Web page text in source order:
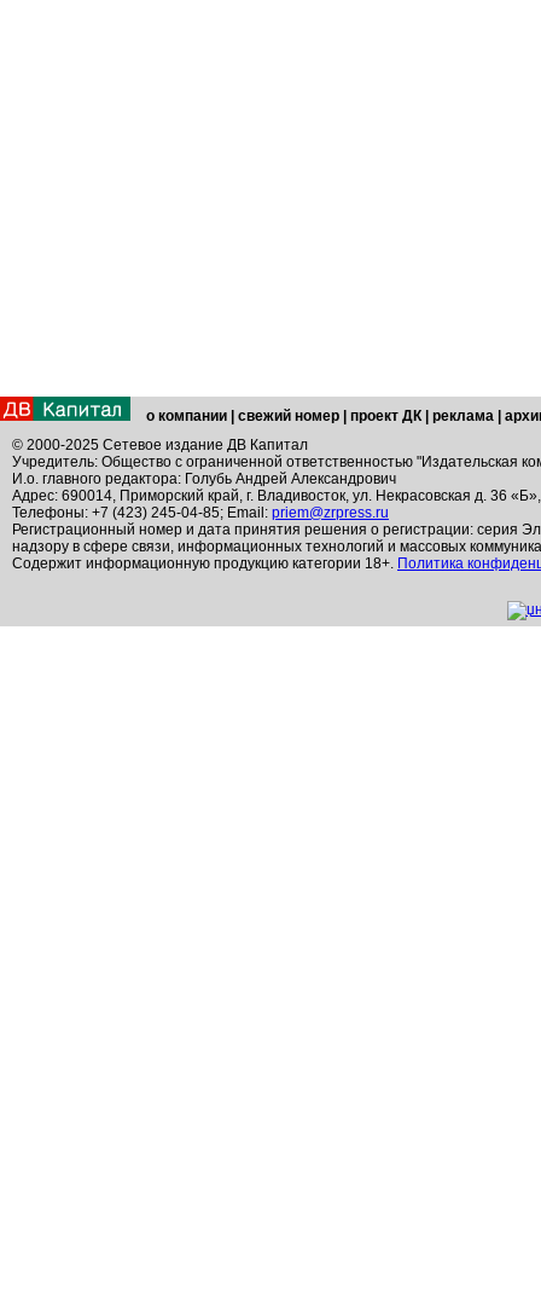
о компании свежий номер проект ДК реклама
© 2000-2025 Сетевое издание ДВ Капитал
Учредитель: Общество с ограниченной ответственностью "Издательская
И.о. главного редактора: Голубь Андрей Александрович
Адрес: 690014, Приморский край, г. Владивосток, ул. Некрасовская д. 36
Телефоны: +7 (423) 245-04-85; Email: priem@zrpress.ru
Регистрационный номер и дата принятия решения о регистрации: серия
надзору в сфере связи, информационных технологий и массовых
Содержит информационную продукцию категории 18+. Политика